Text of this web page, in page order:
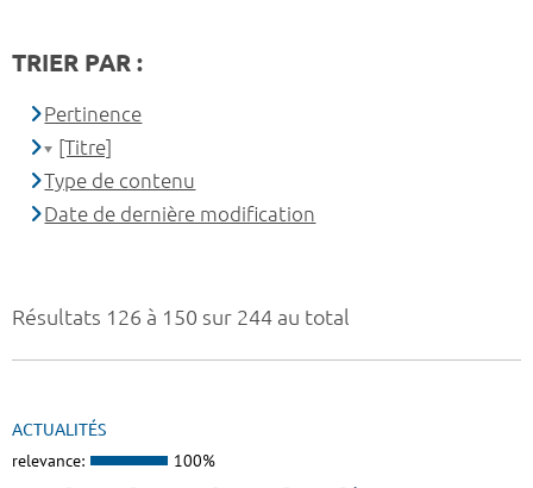
Résultats 126 à 150 sur 244 au total
ACTUALITÉS
relevance: 100%
TRIER PAR :
Pertinence
[Titre]
Type de contenu
Date de dernière modification